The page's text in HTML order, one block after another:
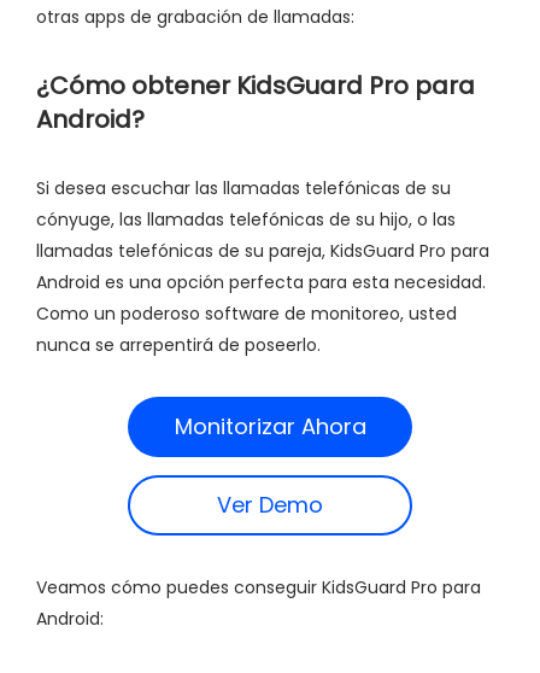
otras apps de grabación de llamadas:
¿Cómo obtener KidsGuard Pro para
Android?
Si desea escuchar las llamadas telefónicas de su
cónyuge, las llamadas telefónicas de su hijo, o las
llamadas telefónicas de su pareja, KidsGuard Pro para
Android es una opción perfecta para esta necesidad.
Como un poderoso software de monitoreo, usted
nunca se arrepentirá de poseerlo.
Monitorizar Ahora
Ver Demo
Veamos cómo puedes conseguir KidsGuard Pro para
Android: